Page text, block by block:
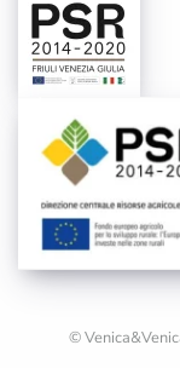
©